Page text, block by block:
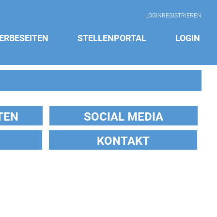
LOGIN REGISTRIEREN
STELLENPORTAL LOGIN
SOCIAL MEDIA
KONTAKT